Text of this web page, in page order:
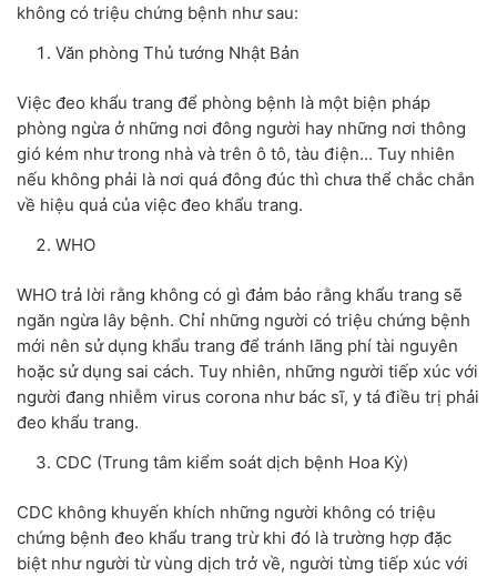
không có triệu chứng bệnh như sau:
Văn phòng Thủ tướng Nhật Bản
Việc đeo khẩu trang để phòng bệnh là một biện pháp
phòng ngừa ở những nơi đông người hay những nơi thông
gió kém như trong nhà và trên ô tô, tàu điện… Tuy nhiên
nếu không phải là nơi quá đông đúc thì chưa thể chắc chắn
về hiệu quả của việc đeo khẩu trang.
WHO
WHO trả lời rằng không có gì đảm bảo rằng khẩu trang sẽ
ngăn ngừa lây bệnh. Chỉ những người có triệu chứng bệnh
mới nên sử dụng khẩu trang để tránh lãng phí tài nguyên
hoặc sử dụng sai cách. Tuy nhiên, những người tiếp xúc với
người đang nhiễm virus corona như bác sĩ, y tá điều trị phải
đeo khẩu trang.
CDC (Trung tâm kiểm soát dịch bệnh Hoa Kỳ)
CDC không khuyến khích những người không có triệu
chứng bệnh đeo khẩu trang trừ khi đó là trường hợp đặc
biệt như người từ vùng dịch trở về, người từng tiếp xúc với